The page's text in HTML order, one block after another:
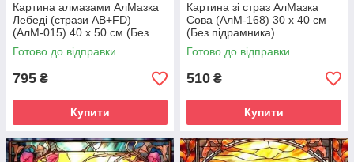
Картина алмазами АлМазка
Лебеді (стрази AB+FD)
(АлМ-015) 40 х 50 см (Без
підрамника)
Готово до відправки
795 ₴
Купити
Картина зі страз АлМазка
Сова (АлМ-168) 30 х 40 см
(Без підрамника)
Готово до відправки
510 ₴
Купити